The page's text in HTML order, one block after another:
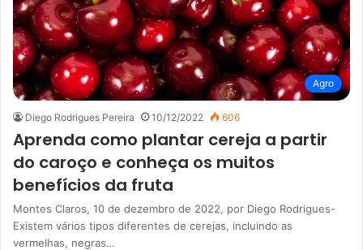
Agro
Diego Rodrigues Pereira 10/12/2022 606
Aprenda como plantar cereja a partir
do caroço e conheça os muitos
benefícios da fruta
Montes Claros, 10 de dezembro de 2022, por Diego Rodrigues-
Existem vários tipos diferentes de cerejas, incluindo as
vermelhas, negras…